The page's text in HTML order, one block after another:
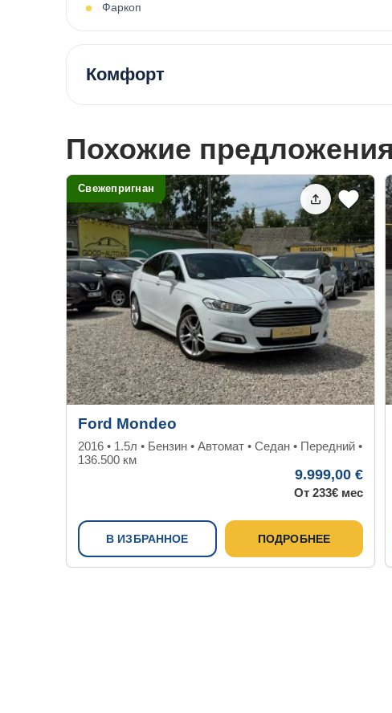
Фаркоп
Комфорт
Похожие предложения
Свежепригнан
Ford Mondeo
2016 • 1.5л • Бензин • Автомат • Седан • Передний •
136.500 км
9.999,00 €
От 233€ мес
В ИЗБРАННОЕ ПОДРОБНЕЕ